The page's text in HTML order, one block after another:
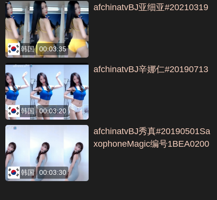
韩国 00:03:35
afchinatvBJ亚细亚#20210319
韩国 00:03:20
afchinatvBJ辛娜仁#20190713
韩国 00:03:30
afchinatvBJ秀真#20190501Sa
xophoneMagic编号1BEA0200